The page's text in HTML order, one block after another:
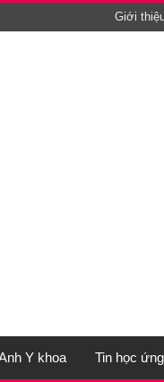
Giới
Y khoa Tin học